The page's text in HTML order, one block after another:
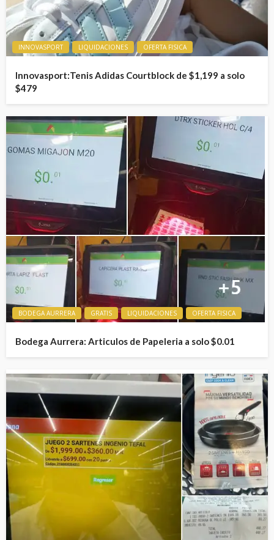
INNOVASPORT LIQUIDACIONES OFERTA FISICA
Innovasport:Tenis Adidas Courtblock de $1,199 a solo
$479
BODEGA AURRERA GRATIS LIQUIDACIONES OFERTA FISICA
Bodega Aurrera: Articulos de Papeleria a solo $0.01